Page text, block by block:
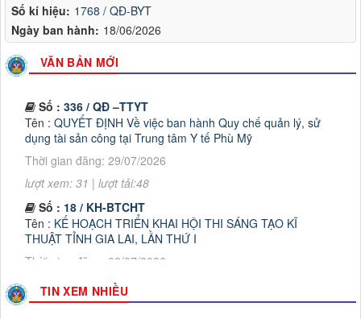
Số kí hiệu: 1768 / QĐ-BYT
Ngày ban hành: 18/06/2026
VĂN BẢN MỚI
Tên : QUYẾT ĐỊNH Về việc ban hành Quy chế quản lý, sử
dụng tài sản công tại Trung tâm Y tế Phù Mỹ
Thời gian đăng: 29/07/2026
lượt xem: 31 | lượt tải:48
Tên : KẾ HOẠCH TRIỂN KHAI HỘI THI SÁNG TẠO KĨ
THUẬT TỈNH GIA LAI, LẦN THỨ I
Thời gian đăng: 02/07/2026
Số :612/TTYT-KHNVĐD
TIN XEM NHIỀU